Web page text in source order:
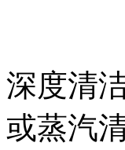
深度清
或蒸汽